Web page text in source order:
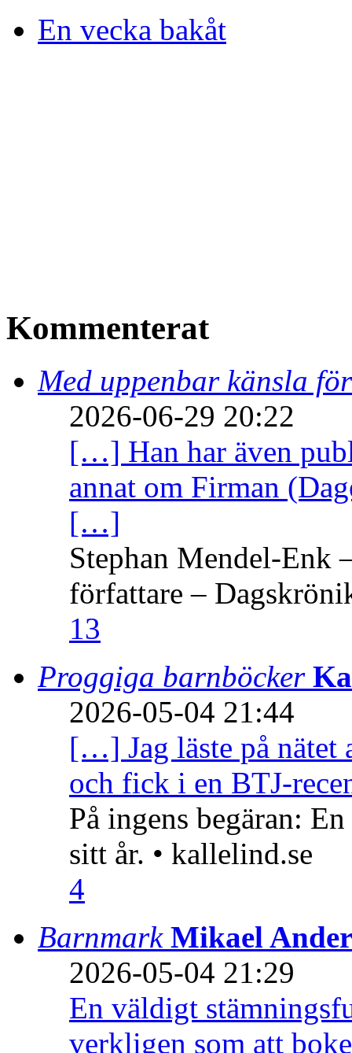
En vecka bakåt
Kommenterat
Med uppenbar känsla
2026-06-29 20:22
[…] Han har även
annat om Firman
[…]
Stephan Mendel-Enk
författare –
13
Proggiga barnböcker
2026-05-04 21:44
[…] Jag läste på nätet
och fick i en BTJ-
På ingens begäran:
sitt år. • kallelind.se
4
Barnmark Mikael
2026-05-04 21:29
En väldigt
verkligen som att